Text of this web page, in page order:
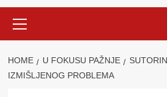
Menu
HOME U FOKUSU PAŽNJE
IZMIŠLJENOG PROBLEMA